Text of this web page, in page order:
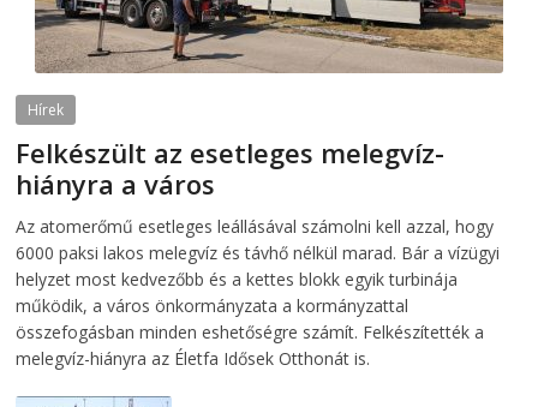
Hírek
Felkészült az esetleges melegvíz-
hiányra a város
Az atomerőmű esetleges leállásával számolni kell azzal, hogy
6000 paksi lakos melegvíz és távhő nélkül marad. Bár a vízügyi
helyzet most kedvezőbb és a kettes blokk egyik turbinája
működik, a város önkormányzata a kormányzattal
összefogásban minden eshetőségre számít. Felkészítették a
melegvíz-hiányra az Életfa Idősek Otthonát is.